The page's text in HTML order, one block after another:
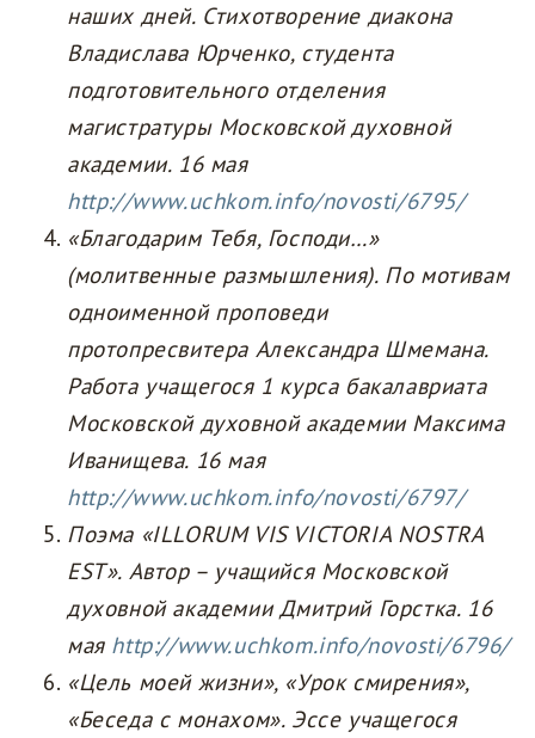
наших дней. Стихотворение диакона
Владислава Юрченко, студента
подготовительного отделения
магистратуры Московской духовной
академии. 16 мая
http://www.uchkom.info/novosti/6795/
«Благодарим Тебя, Господи…»
(молитвенные размышления). По мотивам
одноименной проповеди
протопресвитера Александра Шмемана.
Работа учащегося 1 курса бакалавриата
Московской духовной академии Максима
Иванищева. 16 мая
http://www.uchkom.info/novosti/6797/
Поэма «ILLORUM VIS VICTORIA NOSTRA
EST». Автор –учащийся Московской
духовной академии Дмитрий Горстка. 16
мая http://www.uchkom.info/novosti/6796/
«Цель моей жизни», «Урок смирения»,
«Беседа с монахом». Эссе учащегося